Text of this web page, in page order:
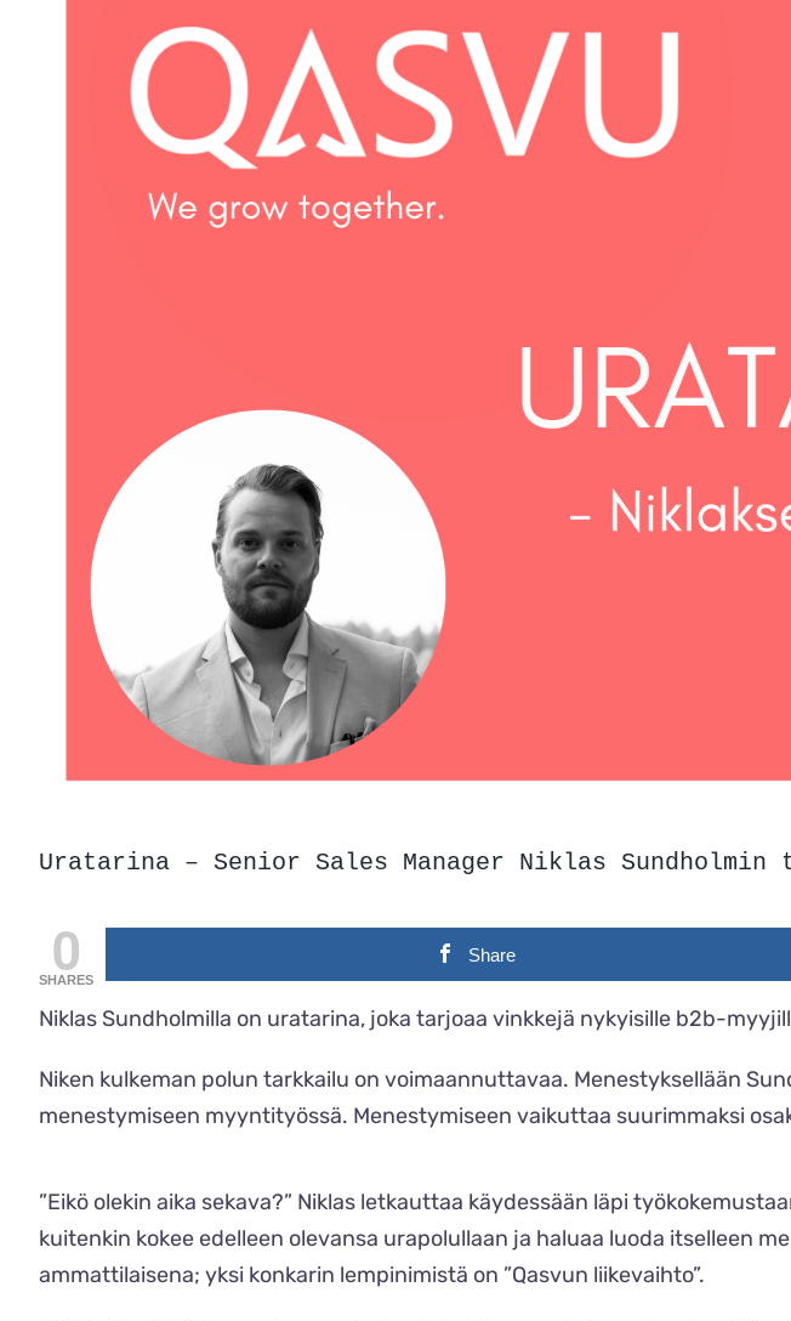
Uratarina – Senior Sales Manager Niklas Sundholmin
0
SHARES
Share
Niklas Sundholmilla on uratarina, joka tarjoaa vinkkejä nykyisille b2b-
Niken kulkeman polun tarkkailu on voimaannuttavaa. Menestyksellään
menestymiseen myyntityössä. Menestymiseen vaikuttaa suurimmaksi
”Eikö olekin aika sekava?” Niklas letkauttaa käydessään läpi
kuitenkin kokee edelleen olevansa urapolullaan ja haluaa luoda itselleen
ammattilaisena; yksi konkarin lempinimistä on ”Qasvun liikevaihto”.